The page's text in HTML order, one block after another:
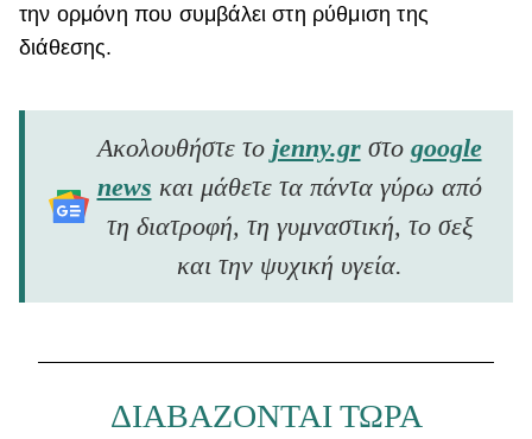
την ορμόνη που συμβάλει στη ρύθμιση της
διάθεσης.
Ακολουθήστε το jenny.grστο google
news και μάθετε τα πάντα γύρω από
τη διατροφή, τη γυμναστική, το σεξ
και την ψυχική υγεία.
ΔΙΑΒΑΖΟΝΤΑΙ ΤΩΡΑ